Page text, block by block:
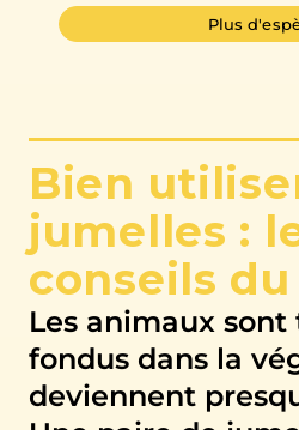
Plus
Bien
jumelles :
conseils
Les animaux sont
fondus dans la
deviennent